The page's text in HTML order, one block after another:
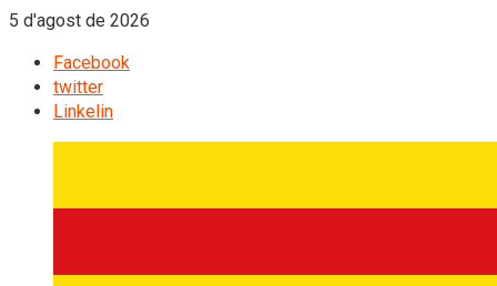
5 d'agost de 2026
Facebook
twitter
Linkelin